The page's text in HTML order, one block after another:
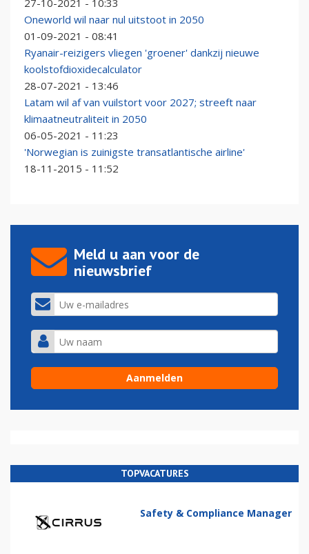
27-10-2021 - 10:33
Oneworld wil naar nul uitstoot in 2050
01-09-2021 - 08:41
Ryanair-reizigers vliegen 'groener' dankzij nieuwe
koolstofdioxidecalculator
28-07-2021 - 13:46
Latam wil af van vuilstort voor 2027; streeft naar
klimaatneutraliteit in 2050
06-05-2021 - 11:23
'Norwegian is zuinigste transatlantische airline'
18-11-2015 - 11:52
Meld u aan voor de
nieuwsbrief
TOPVACATURES
Safety & Compliance Manager